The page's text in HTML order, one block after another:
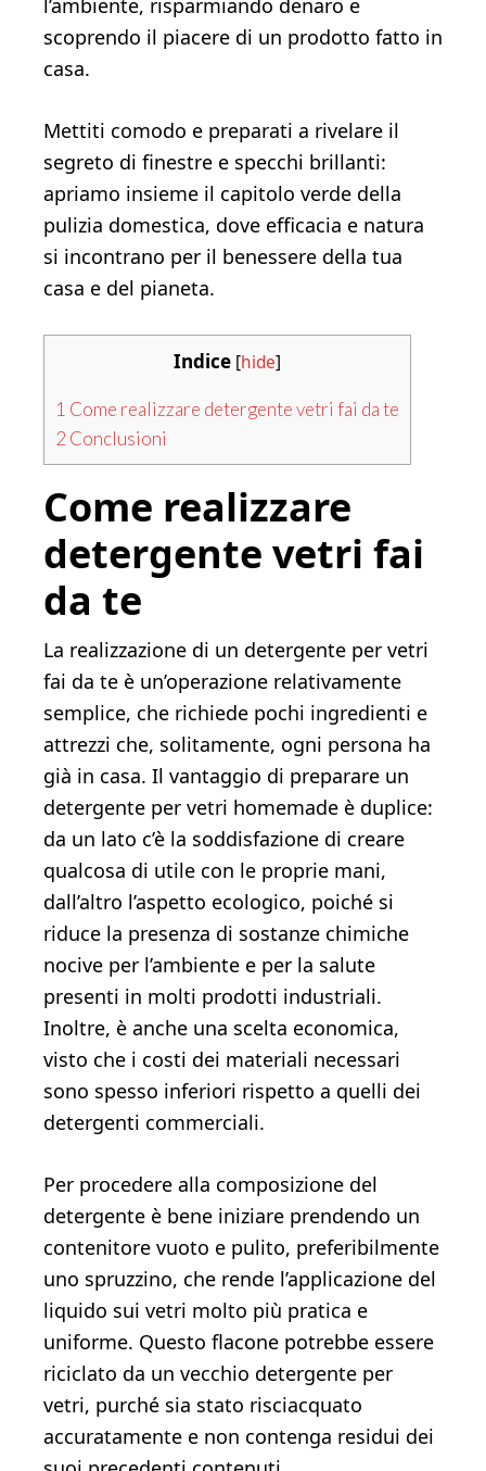
l’ambiente, risparmiando denaro e
scoprendo il piacere di un prodotto fatto in
casa.
Mettiti comodo e preparati a rivelare il
segreto di finestre e specchi brillanti:
apriamo insieme il capitolo verde della
pulizia domestica, dove efficacia e natura
si incontrano per il benessere della tua
casa e del pianeta.
Indice [hide]
1 Come realizzare detergente vetri fai da te
2 Conclusioni
Come realizzare
detergente vetri fai
da te
La realizzazione di un detergente per vetri
fai da te è un’operazione relativamente
semplice, che richiede pochi ingredienti e
attrezzi che, solitamente, ogni persona ha
già in casa. Il vantaggio di preparare un
detergente per vetri homemade è duplice:
da un lato c’è la soddisfazione di creare
qualcosa di utile con le proprie mani,
dall’altro l’aspetto ecologico, poiché si
riduce la presenza di sostanze chimiche
nocive per l’ambiente e per la salute
presenti in molti prodotti industriali.
Inoltre, è anche una scelta economica,
visto che i costi dei materiali necessari
sono spesso inferiori rispetto a quelli dei
detergenti commerciali.
Per procedere alla composizione del
detergente è bene iniziare prendendo un
contenitore vuoto e pulito, preferibilmente
uno spruzzino, che rende l’applicazione del
liquido sui vetri molto più pratica e
uniforme. Questo flacone potrebbe essere
riciclato da un vecchio detergente per
vetri, purché sia stato risciacquato
accuratamente e non contenga residui dei